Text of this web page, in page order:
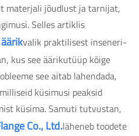
materjali jõudlust ja tarnijat,
Selles artiklis
valik praktilisest inseneri-
kus see äärikutüüp kõige
see aitab lahendada,
küsimusi peaksid
küsima. Samuti tutvustan,
Co., Ltd.läheneb toodete